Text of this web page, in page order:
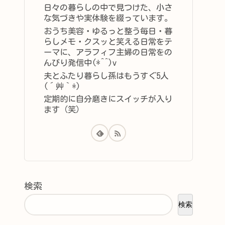
日々の暮らしの中で見つけた、小さ
な気づきや実体験を綴っています。
おうち美容・ゆるっと整う毎日・暮
らしメモ・クスッと笑える日常をテ
ーマに、アラフィフ主婦の日常をの
んびり発信中(*^^)v
夫とふたり暮らし孫はもうすぐ5人
(´艸｀*)
定期的に自分磨きにスイッチが入り
ます（笑）
検索
検索